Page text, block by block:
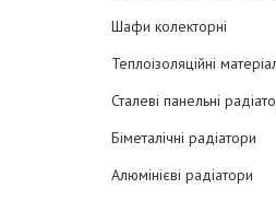
Шафи колекторні
Теплоізоляційні
Сталеві панельні
Біметалічні радіатори
Алюмінієві радіатори